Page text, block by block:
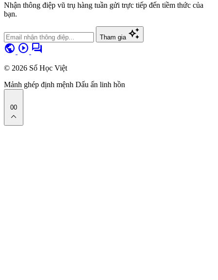
Nhận thông điệp vũ trụ hàng tuần gửi trực tiếp đến tiềm thức của
bạn.
Tham gia auto_awesome
public play_circle forum
© 2026 Số Học Việt
Mảnh ghép định mệnh Dấu ấn linh hồn
00
expand_less